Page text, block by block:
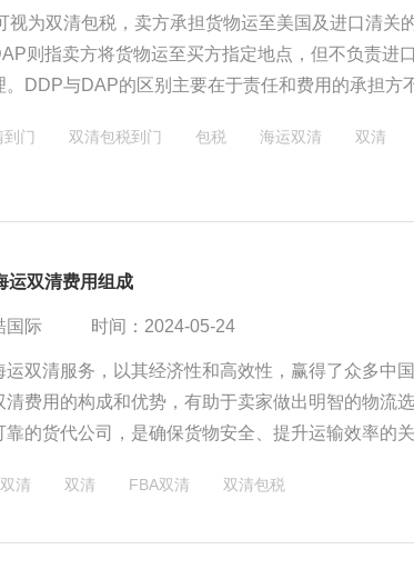
视为双清包税，卖方承担货物运至美国及进口清关
则指卖方将货物运至买方指定地点，但不负责进
。DDP与DAP的区别主要在于责任和费用的承担方
到门 双清包税到门 包税 海运双清 双清
运双清费用组成
国际 时间：2024-05-24
运双清服务，以其经济性和高效性，赢得了众多中
清费用的构成和优势，有助于卖家做出明智的物流选
靠的货代公司，是确保货物安全、提升运输效率的关
清 双清 FBA双清 双清包税